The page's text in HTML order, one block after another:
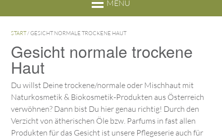
START/ GESICHT NORMALE TROCKENE HAUT
Gesicht normale trockene
Haut
Du willst Deine trockene/normale oder Mischhaut mit
Naturkosmetik & Biokosmetik-Produkten aus Österreich
verwöhnen? Dann bist Du hier genau richtig! Durch den
Verzicht von ätherischen Öle bzw. Parfums in fast allen
Produkten für das Gesicht ist unsere Pflegeserie auch für